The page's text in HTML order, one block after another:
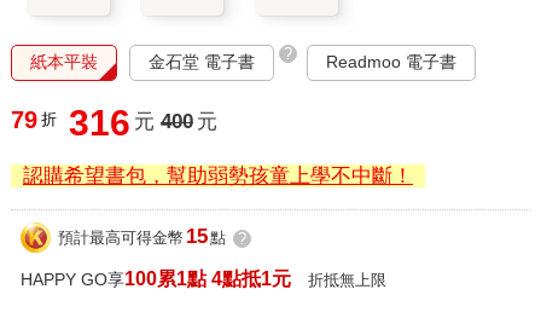
紙本平裝 金石堂 電子書 ? Readmoo 電子書
79 折 316 元 400 元
認購希望書包，幫助弱勢孩童上學不中斷！
預計最高可得金幣 15點 ?
HAPPY GO享100累1點 4點抵1元 折抵無上限